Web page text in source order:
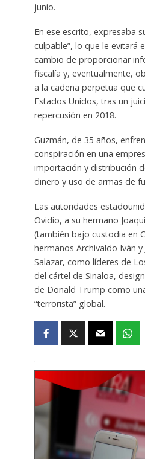
junio.
En ese escrito, expresaba
culpable”, lo que le evitará
cambio de proporcionar
fiscalía y, eventualmente,
a la cadena perpetua que
Estados Unidos, tras un
repercusión en 2018.
Guzmán, de 35 años,
conspiración en una
importación y distribución
dinero y uso de armas de
Las autoridades
Ovidio, a su hermano
(también bajo custodia en
hermanos Archivaldo Iván
Salazar, como líderes de
del cártel de Sinaloa,
de Donald Trump como
“terrorista” global.